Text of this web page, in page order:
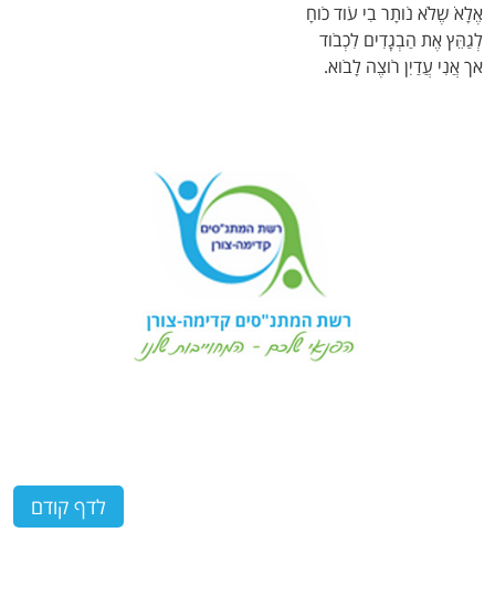
אֶלָא ׁשֶלֹא נֹותָר בִי עֹוד כֹוחָ
לְגַהֵּץ אֶת הַבְגְָדִים לִכְבֹוד
אך אֲנִי עֲדַיִן רֹוצֶה לָבֹוא.